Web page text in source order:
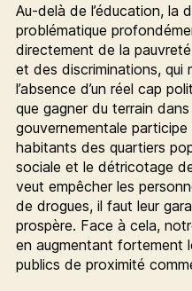
Au-delà de l’éducation, la
problématique
directement de la
et des discriminations, qui
l’absence d’un réel cap
que gagner du terrain
gouvernementale
habitants des quartiers
sociale et le détricotage
veut empêcher les
de drogues, il faut leur
prospère. Face à cela,
en augmentant fortement
publics de proximité